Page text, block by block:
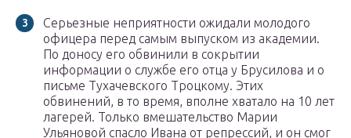
Серьезные неприятности ожидали молодого
офицера перед самым выпуском из академии.
По доносу его обвинили в сокрытии
информации о службе его отца у Брусилова и о
письме Тухачевского Троцкому. Этих
обвинений, в то время, вполне хватало на 10 лет
лагерей. Только вмешательство Марии
Ульяновой спасло Ивана от репрессий, и он смог